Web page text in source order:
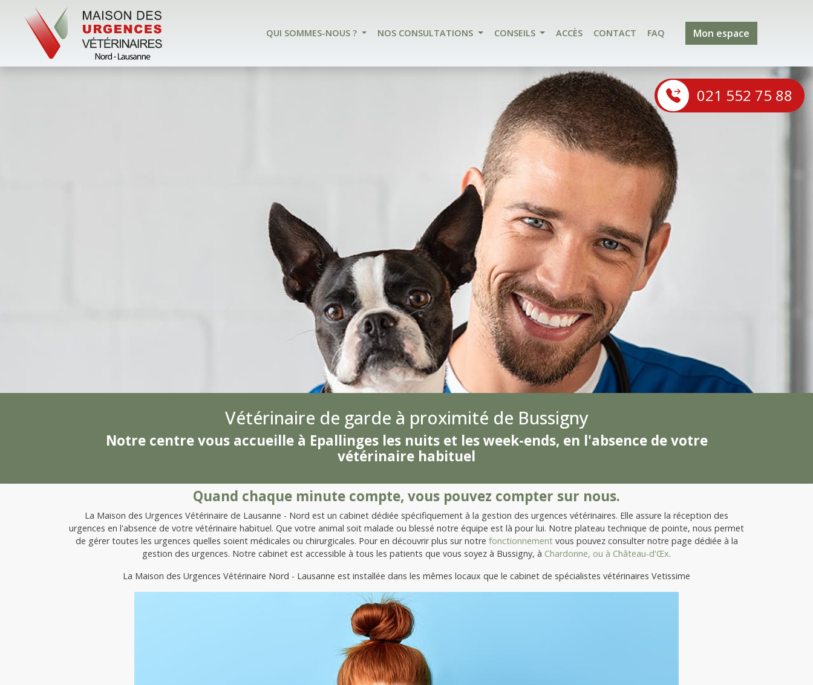
QUI SOMMES-NOUS ? NOS CONSULTATIONS CONSEILS ACCÈS CONTACT FAQ Mon espace
021 552 75 88
Vétérinaire de garde à proximité de Bussigny
Notre centre vous accueille à Epallinges les nuits et les week-ends, en l'absence de votre
vétérinaire habituel
Quand chaque minute compte, vous pouvez compter sur nous.
La Maison des Urgences Vétérinaire de Lausanne - Nord est un cabinet dédiée spécifiquement à la gestion des urgences vétérinaires. Elle assure la réception des
urgences en l'absence de votre vétérinaire habituel. Que votre animal soit malade ou blessé notre équipe est là pour lui. Notre plateau technique de pointe, nous permet
de gérer toutes les urgences quelles soient médicales ou chirurgicales. Pour en découvrir plus sur notre fonctionnementvous pouvez consulter notre page dédiée à la
gestion des urgences. Notre cabinet est accessible à tous les patients que vous soyez à Bussigny, à Chardonne, ou à Château-d'Œx.
La Maison des Urgences Vétérinaire Nord - Lausanne est installée dans les mêmes locaux que le cabinet de spécialistes vétérinaires Vetissime